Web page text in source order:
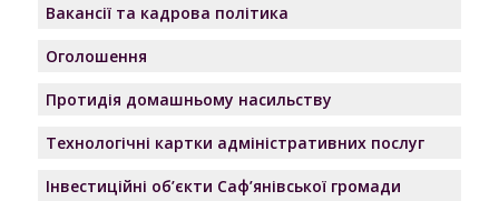
Вакансії та кадрова політика
Оголошення
Протидія домашньому насильству
Технологічні картки адміністративних послуг
Інвестиційні об’єкти Саф’янівської громади